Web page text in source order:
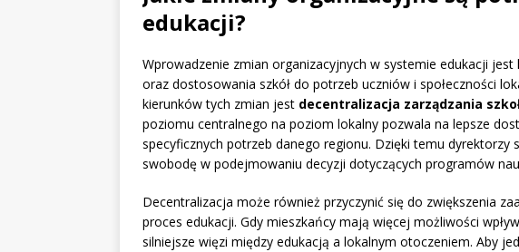
edukacji?
Wprowadzenie zmian organizacyjnych w systemie edukacji
oraz dostosowania szkół do potrzeb uczniów i społeczności
kierunków tych zmian jest decentralizacja zarządzania
poziomu centralnego na poziom lokalny pozwala na lepsze
specyficznych potrzeb danego regionu. Dzięki temu dyrektorzy
swobodę w podejmowaniu decyzji dotyczących programów
Decentralizacja może również przyczynić się do zwiększenia
proces edukacji. Gdy mieszkańcy mają więcej możliwości
silniejsze więzi między edukacją a lokalnym otoczeniem. Aby